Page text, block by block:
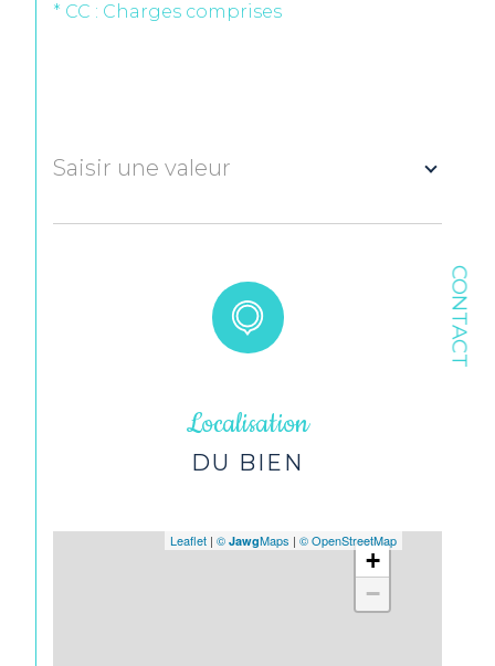
CONTACT
* CC : Charges comprises
Saisir une valeur
Localisation
DU BIEN
+
−
Leaflet | © JawgMaps | © OpenStreetMap